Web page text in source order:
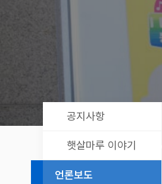
공지사항
햇살마루 이야기
언론보도